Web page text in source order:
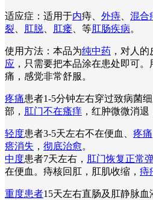
适应症：适用于内痔、 外痔 混合
裂
肛脱 肛瘘 、等肛肠疾病。
使用方法：本品为纯中药 ，对人
应 ，只需要把本品涂在患处即可
痛，感觉非常舒服。
疼痛患者1-5分钟左右穿过致病菌
部， 肛门不在瘙痒 ，红肿微微消
轻度患者3-5天左右不在便血、 疼痛
瘩消失 ， 彻底治愈。
中度患者7天左右， 肛门恢复正常
在便血。痔核回肛，肛肌收缩， 痔
重度患者15天左右直肠及肛静脉